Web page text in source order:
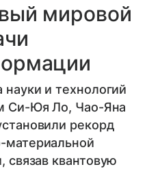
мировой
и технологий
Си-Юя Ло, Чао-Яна
рекорд
материальной
связав квантовую